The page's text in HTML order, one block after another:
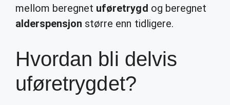
mellom beregnet uføretrygd og beregnet
alderspensjon større enn tidligere.
Hvordan bli delvis
uføretrygdet?